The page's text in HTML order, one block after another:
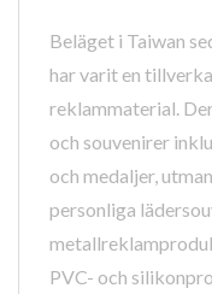
Beläget i Taiwan
har varit en
reklammaterial.
och souvenirer
och medaljer,
personliga
PVC- och